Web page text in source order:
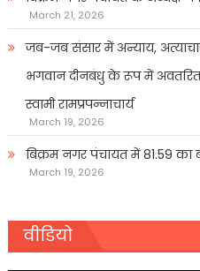
March 21, 2026
जब-जब संसार में अन्याय,
भगवान दीनबंधु के रूप में अवतरित
स्वामी रामप्रपन्नाचार्य
March 19, 2026
बिक्रम नगर पंचायत में 81.59 का
March 19, 2026
वीडियो